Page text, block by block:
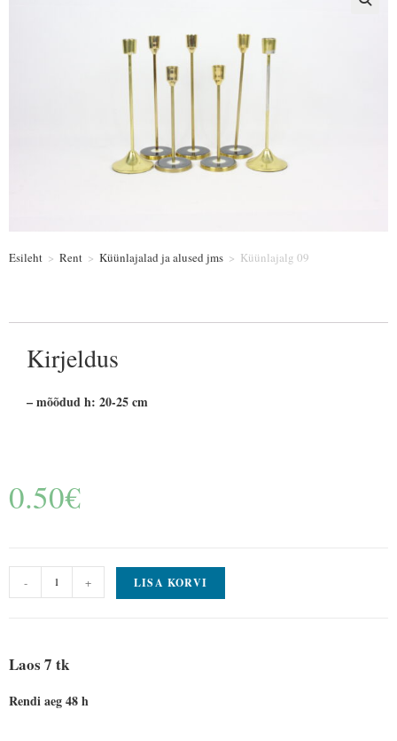
Esileht > Rent > Küünlajalad ja alused jms > Küünlajalg 09
Kirjeldus
– mõõdud h: 20-25 cm
0.50€
- + LISA KORVI
Laos 7 tk
Rendi aeg 48 h